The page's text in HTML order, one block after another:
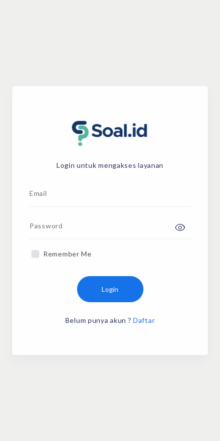
Login untuk mengakses layanan
Email
Password
Remember Me
Login
Belum punya akun ? Daftar